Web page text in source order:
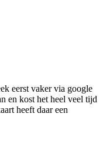
eerst vaker via google
en kost het heel veel tijd
heeft daar een